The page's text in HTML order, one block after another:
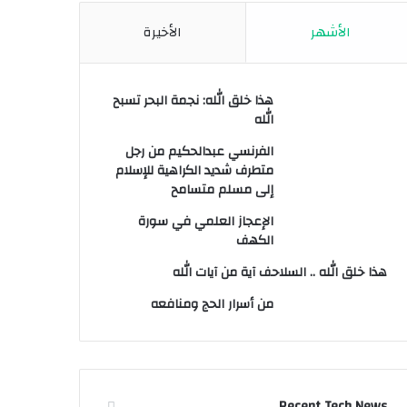
الأشهر الأخيرة
هذا خلق الله: نجمة البحر تسبح
الله
الفرنسي عبدالحكيم من رجل
متطرف شديد الكراهية للإسلام
إلى مسلم متسامح
الإعجاز العلمي في سورة
الكهف
هذا خلق الله .. السلاحف آية من آيات الله
من أسرار الحج ومنافعه